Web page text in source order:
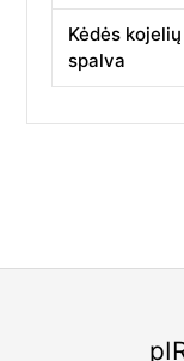
Kėdės kojelių
spalva